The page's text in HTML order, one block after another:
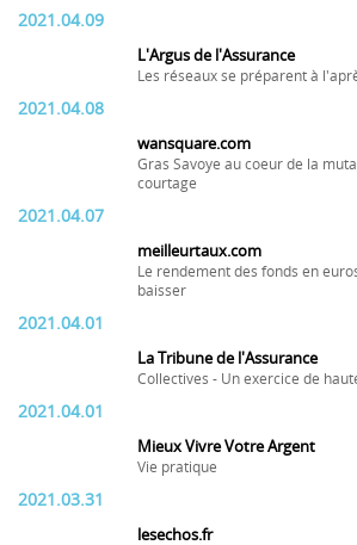
2021.04.09
L'Argus de l'Assurance
Les réseaux se préparent à
2021.04.08
wansquare.com
Gras Savoye au coeur de la
courtage
2021.04.07
meilleurtaux.com
Le rendement des fonds en
baisser
2021.04.01
La Tribune de l'Assurance
Collectives - Un exercice de
2021.04.01
Mieux Vivre Votre Argent
Vie pratique
2021.03.31
lesechos.fr